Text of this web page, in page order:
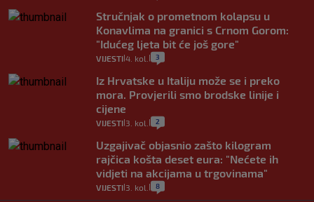
Stručnjak o prometnom kolapsu u
Konavlima na granici s Crnom Gorom:
"Idućeg ljeta bit će još gore"
VIJESTI 4. kol. 3
Iz Hrvatske u Italiju može se i preko
mora. Provjerili smo brodske linije i
cijene
VIJESTI 3. kol. 2
Uzgajivač objasnio zašto kilogram
rajčica košta deset eura: "Nećete ih
vidjeti na akcijama u trgovinama"
VIJESTI 3. kol. 8